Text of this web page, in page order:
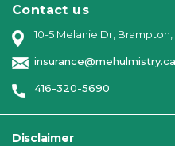
Contact us
10-5 Melanie Dr, Brampton,
insurance@mehulmistry.ca
416-320-5690
Disclaimer